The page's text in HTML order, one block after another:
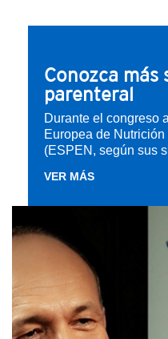
Conozca
parenteral
Durante el congreso
Europea de
(ESPEN, según sus
VER MÁS